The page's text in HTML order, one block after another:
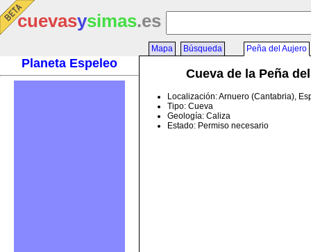
cuevasysimas.es
Planeta Espeleo
Mapa Búsqueda Peña del Aujero
Cueva de la Peña
Localización: Arnuero (Cantabria),
Tipo: Cueva
Geología: Caliza
Estado: Permiso necesario